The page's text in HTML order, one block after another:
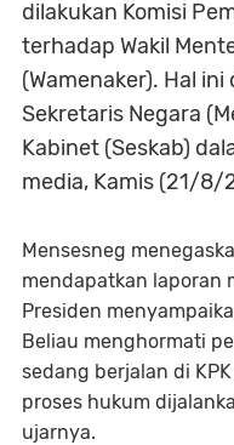
dilakukan Komisi
terhadap Wakil
(Wamenaker). Hal
Sekretaris Negara
Kabinet (Seskab)
media, Kamis (21/8/
Mensesneg
mendapatkan laporan
Presiden
Beliau menghormati
sedang berjalan di
proses hukum
ujarnya.